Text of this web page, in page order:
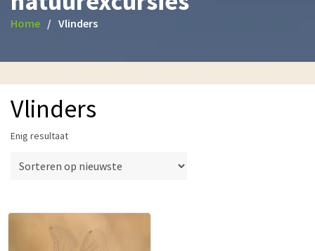
Home Vlinders
Vlinders
Enig resultaat